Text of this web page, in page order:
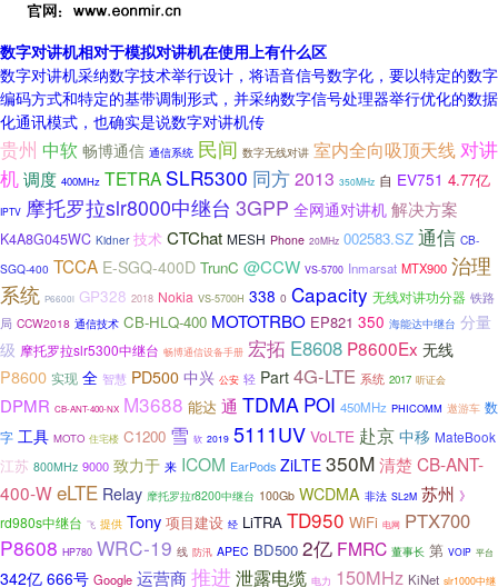
数字对讲机相对于模拟对讲机在使用上有什么区
数字对讲机采纳数字技术举行设计，将语音信号数字化，要以特定的数字
编码方式和特定的基带调制形式，并采纳数字信号处理器举行优化的数据
化通讯模式，也确实是说数字对讲机传
贵州 中软 畅博通信 通信系统 民间 数字无线对讲 室内全向吸顶天线对讲
机调度 400MHz TETRA SLR5300 同方2013 350MHz 自 EV751 4.77亿
IPTV 摩托罗拉slr8000中继台 3GPP 全网通对讲机 解决方案
K4A8G045WC Kidner 技术 CTChat MESH Phone 20MHz 002583.SZ 通信 CB-
SGQ-400 TCCA E-SGQ-400D TrunC @CCW VS-5700 Inmarsat MTX900 治理
系统 P6600i GP328 2018 Nokia VS-5700H 338 0 Capacity 无线对讲功分器 铁路
局 CCW2018 通信技术 CB-HLQ-400 MOTOTRBO EP821 350 海能达中继台 分量
级 摩托罗拉slr5300中继台 畅博通信设备手册 宏拓 E8608 P8600Ex 无线
P8600 实现 全 智慧 PD500 中兴 公安 轻 Part 4G-LTE 系统 2017 听证会
DPMR CB-ANT-400-NX M3688 能达 通 TDMA POI 450MHz PHICOMM 遨游车 数
字 工具 MOTO 住宅楼 C1200 雪 软 2019 5111UV VoLTE 赴京 中移 MateBook
江苏 800MHz 9000 致力于 来 ICOM EarPods ZiLTE 350M清楚 CB-ANT-
400-WeLTE Relay 摩托罗拉r8200中继台 100Gb WCDMA 非法 SL2M 苏州 》
rd980s中继台 飞 提供 Tony 项目建设 经 LiTRA TD950 WiFi 电网 PTX700
P8608 HP780 WRC-19 线 防汛 APEC BD500 2亿 FMRC 董事长 第 VOIP 平台
342亿 666号 Google 运营商推进泄露电缆 电力 150MHz KiNet slr1000中继